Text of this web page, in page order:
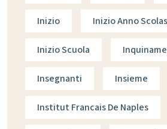
Inizio Inizio Anno
Inizio Scuola
Insegnanti Insieme
Institut Francais De Naples